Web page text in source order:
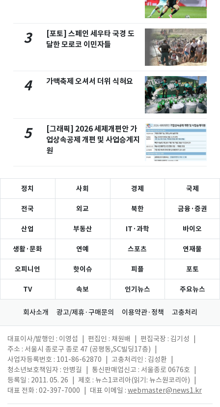
3
[포토] 스페인 세우타 국경 도
달한 모로코 이민자들
4 가맥축제 오셔서 더위 식혀요
5
[그래픽] 2026 세제개편안 가
업상속공제 개편 및 사업승계지
원
정치 사회 경제 국제
전국 외교 북한 금융·증권
산업 부동산 IT·과학 바이오
생활·문화 연예 스포츠 연재물
오피니언 핫이슈 피플 포토
TV 속보 인기뉴스 주요뉴스
회사소개 광고/제휴·구매문의 이용약관·정책 고충처리
대표이사/발행인 : 이영섭 편집인 : 채원배 편집국장 : 김기성
주소 : 서울시 종로구 종로 47 (공평동,SC빌딩17층)
사업자등록번호 : 101-86-62870
고충처리인 : 김성환
청소년보호책임자 : 안병길
통신판매업신고 : 서울종로 0676호
등록일 : 2011. 05. 26
제호 : 뉴스1코리아(읽기: 뉴스원코리아)
대표 전화 : 02-397-7000
대표 이메일 : webmaster@news1.kr